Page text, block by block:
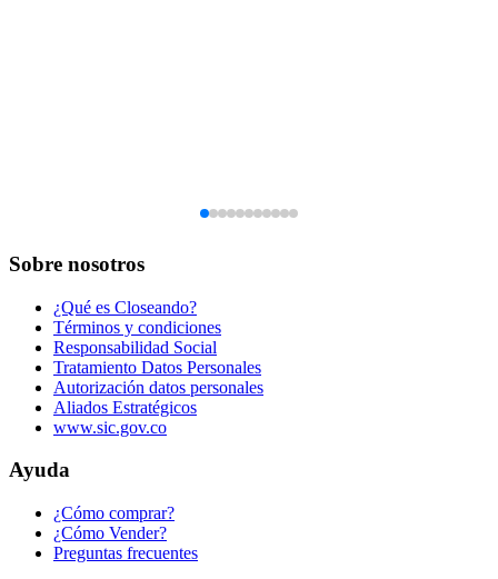
Sobre nosotros
¿Qué es Closeando?
Términos y condiciones
Responsabilidad Social
Tratamiento Datos Personales
Autorización datos personales
Aliados Estratégicos
www.sic.gov.co
Ayuda
¿Cómo comprar?
¿Cómo Vender?
Preguntas frecuentes